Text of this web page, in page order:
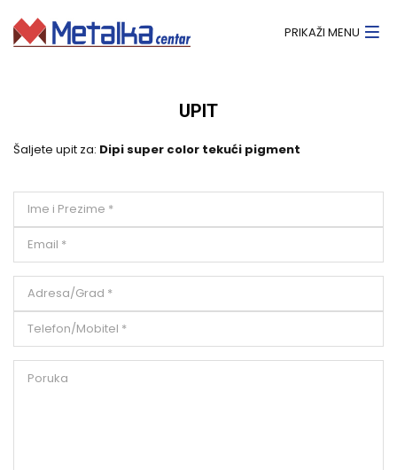
PRIKAŽI MENU
UPIT
Šaljete upit za: Dipi super color tekući pigment